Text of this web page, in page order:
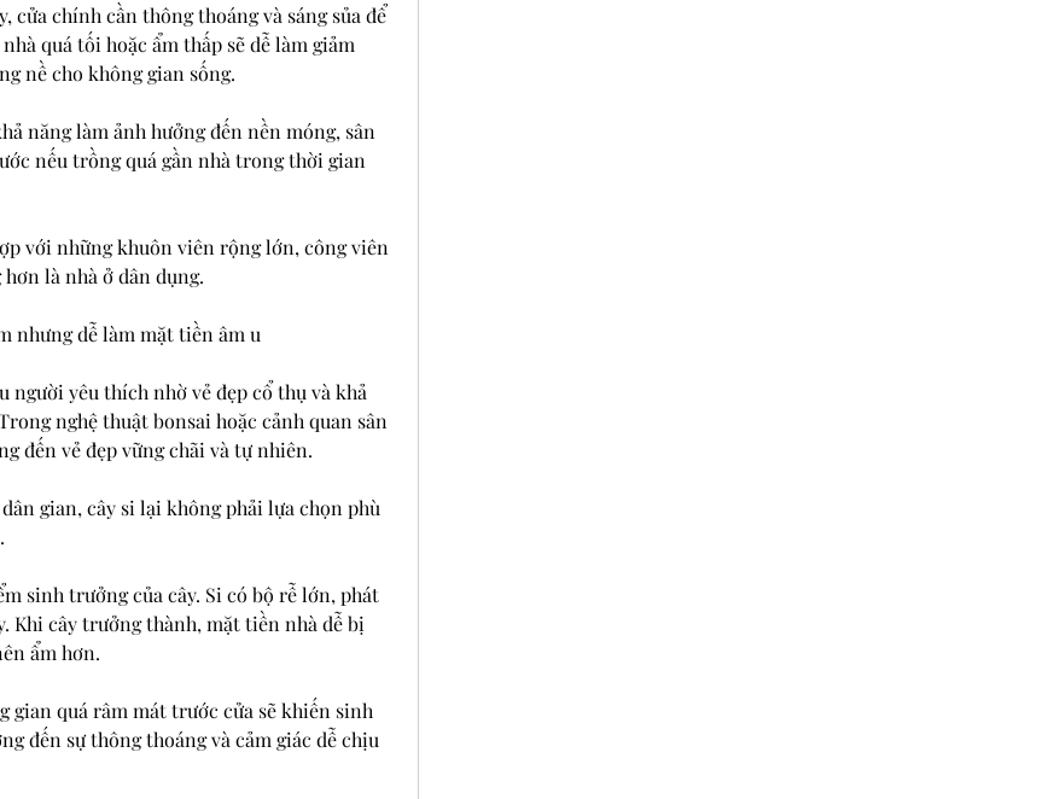
cửa chính cần thông thoáng và sáng sủa để
quá tối hoặc ẩm thấp sẽ dễ làm giảm
nề cho không gian sống.
năng làm ảnh hưởng đến nền móng, sân
nếu trồng quá gần nhà trong thời gian
với những khuôn viên rộng lớn, công viên
là nhà ở dân dụng.
nhưng dễ làm mặt tiền âm u
người yêu thích nhờ vẻ đẹp cổ thụ và khả
nghệ thuật bonsai hoặc cảnh quan sân
đến vẻ đẹp vững chãi và tự nhiên.
gian, cây si lại không phải lựa chọn phù
sinh trưởng của cây. Si có bộ rễ lớn, phát
Khi cây trưởng thành, mặt tiền nhà dễ bị
ẩm hơn.
gian quá râm mát trước cửa sẽ khiến sinh
đến sự thông thoáng và cảm giác dễ chịu